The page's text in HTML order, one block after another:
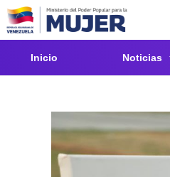
Inicio Noticias